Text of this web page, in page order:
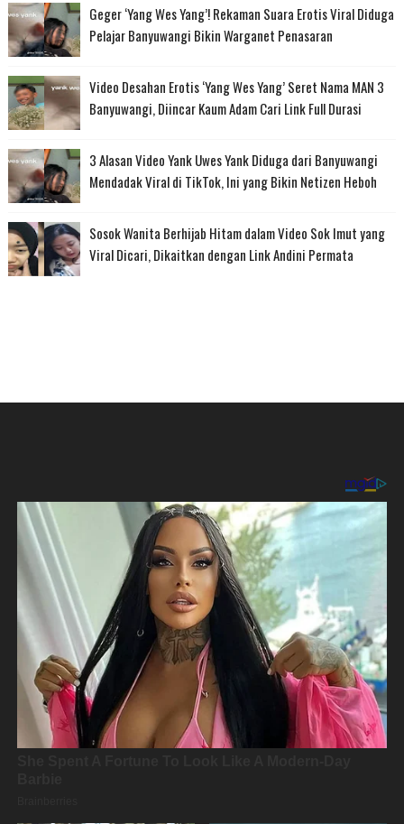
Geger ‘Yang Wes Yang’! Rekaman Suara Erotis Viral Diduga
Pelajar Banyuwangi Bikin Warganet Penasaran
Video Desahan Erotis ‘Yang Wes Yang’ Seret Nama MAN 3
Banyuwangi, Diincar Kaum Adam Cari Link Full Durasi
3 Alasan Video Yank Uwes Yank Diduga dari Banyuwangi
Mendadak Viral di TikTok, Ini yang Bikin Netizen Heboh
Sosok Wanita Berhijab Hitam dalam Video Sok Imut yang
Viral Dicari, Dikaitkan dengan Link Andini Permata